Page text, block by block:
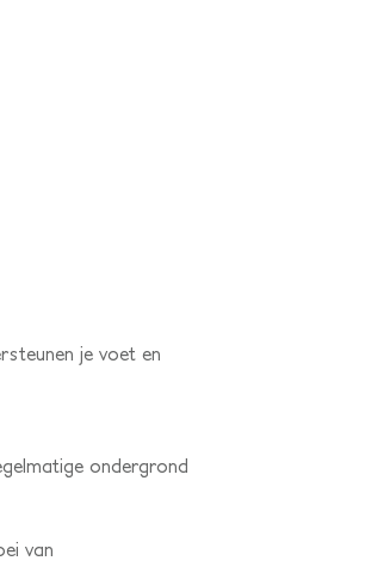
je voet en
ondergrond
van